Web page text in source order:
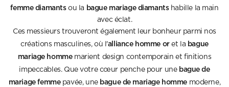
femme diamantsou la bague mariage diamantshabille la main
avec éclat.
Ces messieurs trouveront également leur bonheur parmi nos
créations masculines, où l'alliance homme oret la bague
mariage hommemarient design contemporain et finitions
impeccables. Que votre cœur penche pour une bague de
mariage femmepavée, une bague de mariage homme moderne,